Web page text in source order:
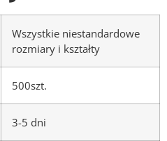
Wszystkie niestandardowe
rozmiary i kształty
500szt.
3-5 dni